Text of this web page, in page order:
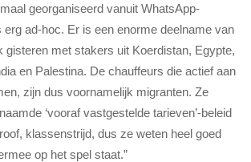
georganiseerd vanuit WhatsApp-
erg ad-hoc. Er is een enorme deelname van
gisteren met stakers uit Koerdistan, Egypte,
en Palestina. De chauffeurs die actief aan
zijn dus voornamelijk migranten. Ze
‘vooraf vastgestelde tarieven’-beleid
klassenstrijd, dus ze weten heel goed
op het spel staat.”